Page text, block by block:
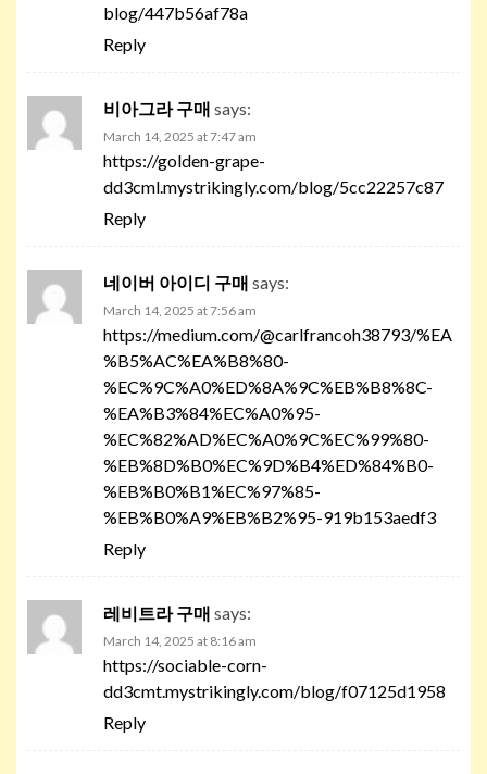
blog/447b56af78a
Reply
비아그라 구매 says:
March 14, 2025 at 7:47 am
https://golden-grape-
dd3cml.mystrikingly.com/blog/5cc22257c87
Reply
네이버 아이디 구매 says:
March 14, 2025 at 7:56 am
https://medium.com/@carlfrancoh38793/%EA
%B5%AC%EA%B8%80-
%EC%9C%A0%ED%8A%9C%EB%B8%8C-
%EA%B3%84%EC%A0%95-
%EC%82%AD%EC%A0%9C%EC%99%80-
%EB%8D%B0%EC%9D%B4%ED%84%B0-
%EB%B0%B1%EC%97%85-
%EB%B0%A9%EB%B2%95-919b153aedf3
Reply
레비트라 구매 says:
March 14, 2025 at 8:16 am
https://sociable-corn-
dd3cmt.mystrikingly.com/blog/f07125d1958
Reply